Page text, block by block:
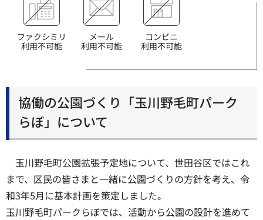
ファクシミリ
利用不可能
メール
利用不可能
コンビニ
利用不可能
協働の公園づくり「玉川野毛町パーク
らぼ」について
玉川野毛町公園拡張予定地について、世田谷区ではこれ
まで、区民の皆さまと一緒に公園づくりの方針を考え、令
和3年5月に基本計画を策定しました。
玉川野毛町パークらぼでは、活動から公園の設計を進めて